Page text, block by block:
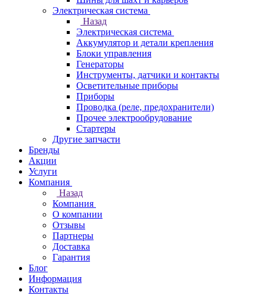
Электрическая система
Назад
Электрическая система
Аккумулятор и детали крепления
Блоки управления
Генераторы
Инструменты, датчики и контакты
Осветительные приборы
Приборы
Проводка (реле, предохранители)
Прочее электрообрудование
Стартеры
Другие запчасти
Бренды
Акции
Услуги
Компания
Назад
Компания
О компании
Отзывы
Партнеры
Доставка
Гарантия
Блог
Информация
Контакты